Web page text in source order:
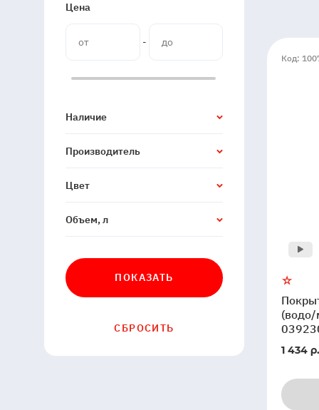
Цена
-
Наличие
Производитель
Цвет
Объем, л
ПОКАЗАТЬ
СБРОСИТЬ
Код:
(водо/
1 434 р.